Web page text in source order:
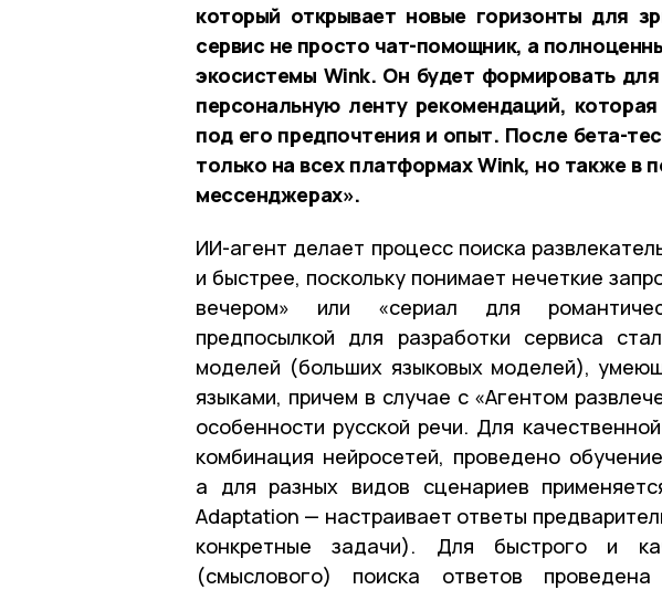
который открывает новые горизонты для
сервис не просто чат-помощник, а
экосистемы Wink. Он будет формировать
персональную ленту рекомендаций,
под его предпочтения и опыт. После бета-
только на всех платформах Wink, но также в
мессенджерах».
ИИ-агент делает процесс поиска
и быстрее, поскольку понимает нечеткие
вечером» или «сериал для
предпосылкой для разработки сервиса
моделей (больших языковых моделей),
языками, причем в случае с «Агентом
особенности русской речи. Для
комбинация нейросетей, проведено
а для разных видов сценариев
Adaptation — настраивает ответы
конкретные задачи). Для быстрого и
(смыслового) поиска ответов